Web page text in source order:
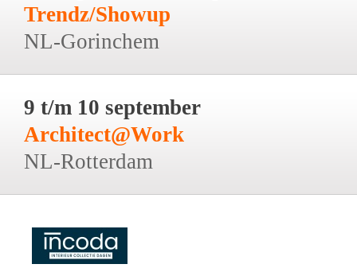
Trendz/Showup
NL-Gorinchem
9 t/m 10 september
Architect@Work
NL-Rotterdam